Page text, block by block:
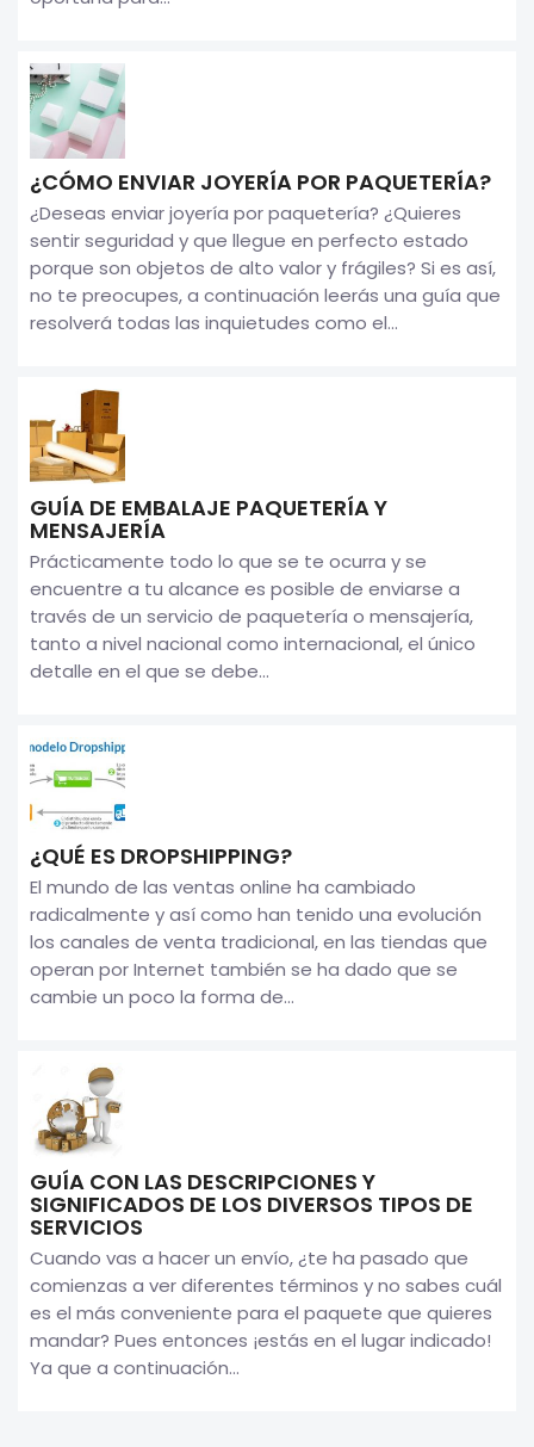
¿CÓMO ENVIAR JOYERÍA POR PAQUETERÍA?
¿Deseas enviar joyería por paquetería? ¿Quieres
sentir seguridad y que llegue en perfecto estado
porque son objetos de alto valor y frágiles? Si es así,
no te preocupes, a continuación leerás una guía que
resolverá todas las inquietudes como el...
GUÍA DE EMBALAJE PAQUETERÍA Y
MENSAJERÍA
Prácticamente todo lo que se te ocurra y se
encuentre a tu alcance es posible de enviarse a
través de un servicio de paquetería o mensajería,
tanto a nivel nacional como internacional, el único
detalle en el que se debe...
¿QUÉ ES DROPSHIPPING?
El mundo de las ventas online ha cambiado
radicalmente y así como han tenido una evolución
los canales de venta tradicional, en las tiendas que
operan por Internet también se ha dado que se
cambie un poco la forma de...
GUÍA CON LAS DESCRIPCIONES Y
SIGNIFICADOS DE LOS DIVERSOS TIPOS DE
SERVICIOS
Cuando vas a hacer un envío, ¿te ha pasado que
comienzas a ver diferentes términos y no sabes cuál
es el más conveniente para el paquete que quieres
mandar? Pues entonces ¡estás en el lugar indicado!
Ya que a continuación...